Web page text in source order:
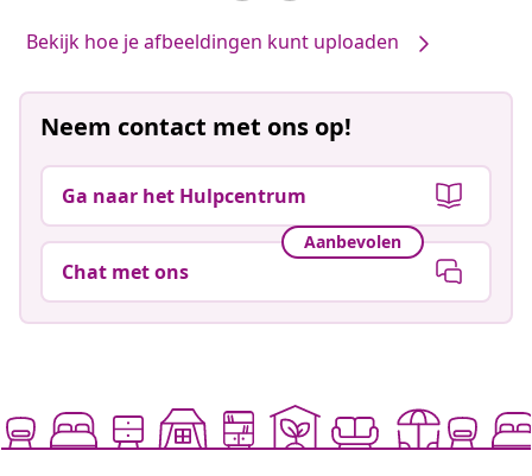
Bekijk hoe je afbeeldingen kunt uploaden
Neem contact met ons op!
Ga naar het Hulpcentrum
Aanbevolen
Chat met ons